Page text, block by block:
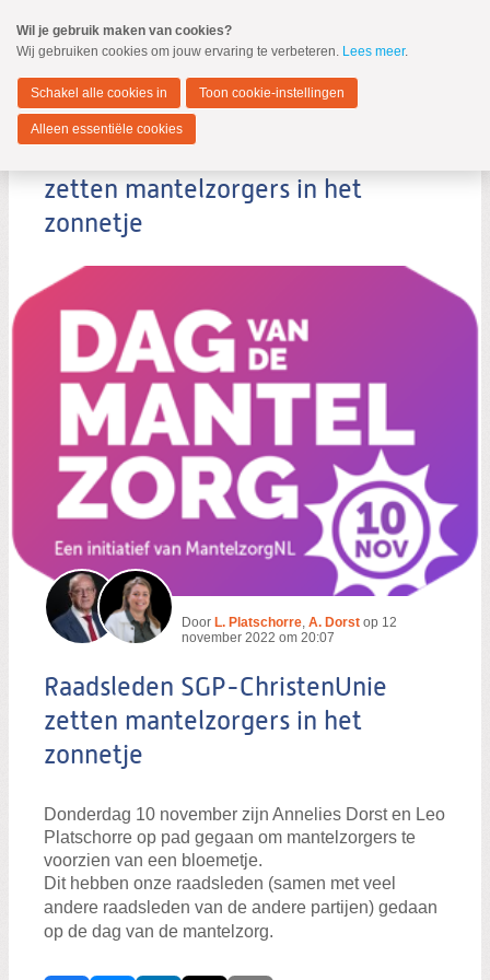
naar
Spring
de
inhoud
Spring
naar
hoofdmenu
Hendrik-Ido-Ambacht
MENU
zetten mantelzorgers in het
zonnetje
Door L. Platschorre, A. Dorst op 12
november 2022 om 20:07
Raadsleden SGP-ChristenUnie
zetten mantelzorgers in het
zonnetje
Donderdag 10 november zijn Annelies Dorst en Leo
Platschorre op pad gegaan om mantelzorgers te
voorzien van een bloemetje.
Dit hebben onze raadsleden (samen met veel
andere raadsleden van de andere partijen) gedaan
op de dag van de mantelzorg.
Wil je gebruik maken van cookies?
Wij gebruiken cookies om jouw ervaring te verbeteren. Lees meer.
Schakel alle cookies in Toon cookie-instellingen
Alleen essentiële cookies